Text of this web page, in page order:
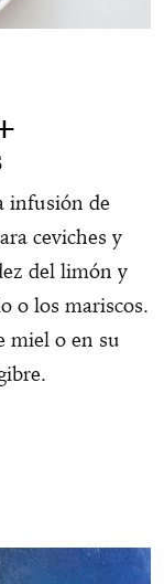
infusión de
ceviches y
del limón y
o los mariscos.
miel o en su